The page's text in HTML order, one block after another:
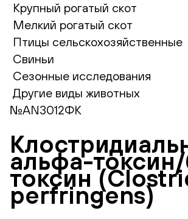
Крупный рогатый скот
Мелкий рогатый скот
Птицы сельскохозяйственные
Свиньи
Сезонные исследования
Другие виды животных
№AN3012ФК
альфа-
токсин
perfringens)